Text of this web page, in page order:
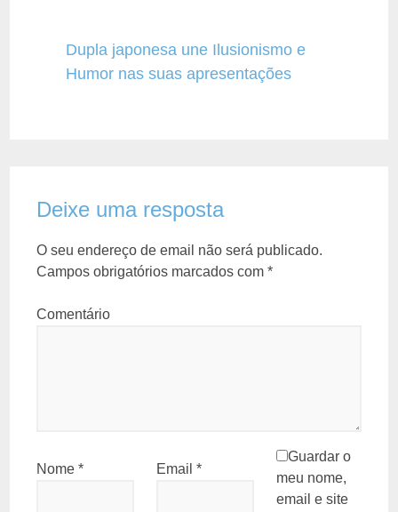
Dupla japonesa une Ilusionismo e
Humor nas suas apresentações
Deixe uma resposta
O seu endereço de email não será publicado.
Campos obrigatórios marcados com*
Comentário
Nome* Email *
Guardar o
meu nome,
email e site